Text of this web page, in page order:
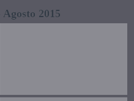
2015